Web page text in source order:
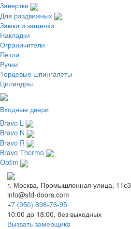
Завертки
Для раздвижных
Замки и защелки
Накладки
Ограничители
Петли
Ручки
Торцевые шпингалеты
Цилиндры
Входные двери
Bravo L
Bravo N
Bravo R
Bravo Thermo
Optim
г. Москва, Промышленная улица, 11с3
info@sfd-doors.com
+7 (950) 698-76-95
10:00 до 18:00, без выходных
Вызвать замерщика